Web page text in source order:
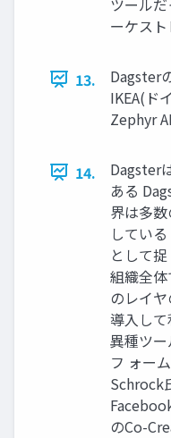
ーケス
13.
Dagster
IKEA(ド
Zephyr AI
14.
Dagster
ある
界は多
してい
として
組織全
のレイ
導入し
異種ツ
フ ォー
Schrock
のCo-